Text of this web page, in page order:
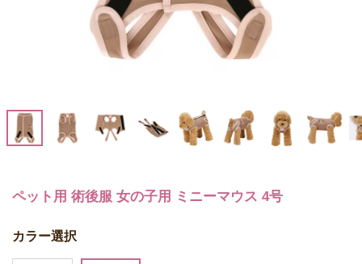
ペット用 術後服 女の子用 ミニーマウス 4号
カラー選択